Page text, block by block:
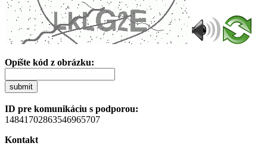
Opíšte kód z obrázku:
submit
ID pre komunikáciu s podporou:
14841702863546965707
Kontakt